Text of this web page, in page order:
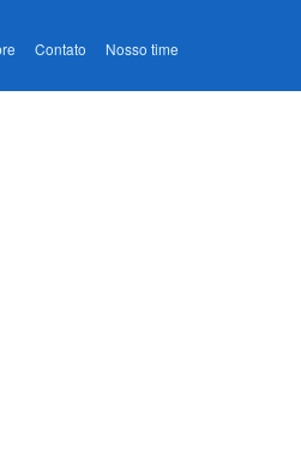
Contato Nosso time